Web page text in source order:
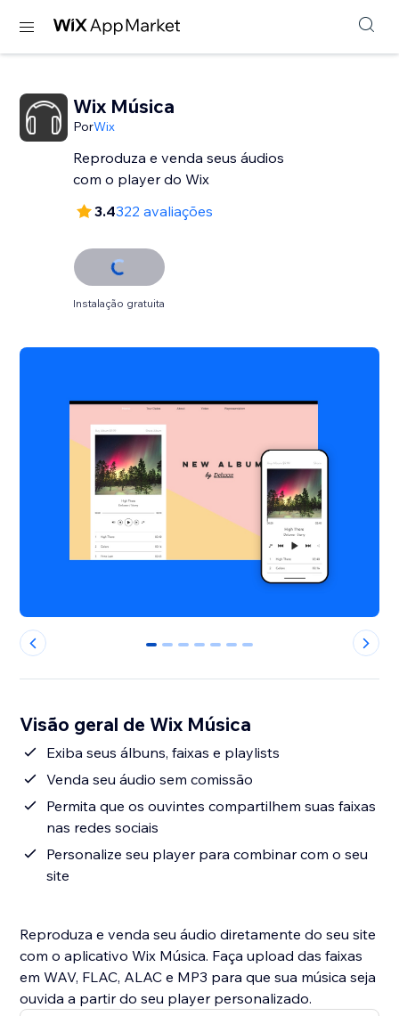
Wix Música
PorWix
Reproduza e venda seus áudios
com o player do Wix
3.4322 avaliações
Instalação gratuita
0 1 2 3 4 5 6
Visão geral de Wix Música
Exiba seus álbuns, faixas e playlists
Venda seu áudio sem comissão
Permita que os ouvintes compartilhem suas faixas
nas redes sociais
Personalize seu player para combinar com o seu
site
Reproduza e venda seu áudio diretamente do seu site
com o aplicativo Wix Música. Faça upload das faixas
em WAV, FLAC, ALAC e MP3 para que sua música seja
ouvida a partir do seu player personalizado.